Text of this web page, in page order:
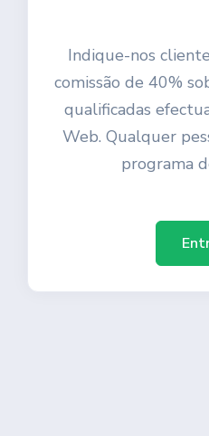
Indique-nos
comissão de 40%
qualificadas
Web. Qualquer
programa